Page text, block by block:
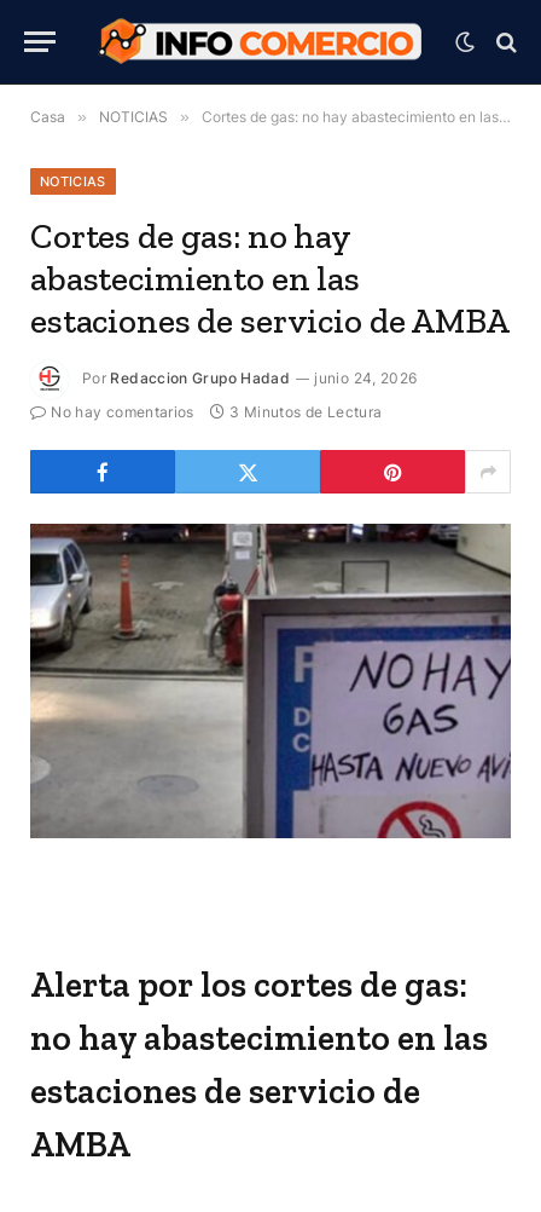
Casa » NOTICIAS » Cortes de gas: no hay abastecimiento en las estaciones de servicio de AMBA
NOTICIAS
Cortes de gas: no hay
abastecimiento en las
estaciones de servicio de AMBA
Por Redaccion Grupo Hadad
junio 24, 2026
No hay comentarios
3 Minutos de Lectura
Alerta por los cortes de gas:
no hay abastecimiento en las
estaciones de servicio de
AMBA